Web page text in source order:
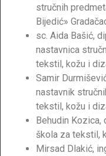
stručnih
Bijedić»
sc. Aida Bašić,
nastavnica
tekstil, kožu i
Samir
nastavnik
tekstil, kožu i
Behudin Kozica,
škola za tekstil,
Mirsad Dlakić,